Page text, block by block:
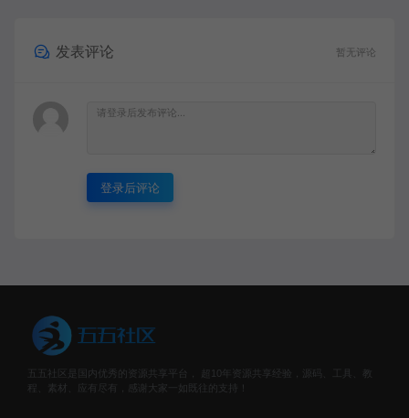
发表评论 暂无评论
登录后评论
五五社区是国内优秀的资源共享平台， 超10年资源共享经验，源码、工具、教
程、素材、应有尽有，感谢大家一如既往的支持！